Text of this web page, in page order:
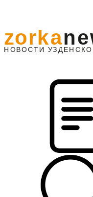
НО ВОСТИ УЗДЕНС КО
zorkane